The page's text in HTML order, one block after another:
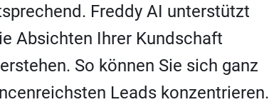
Freddy AI unterstützt
Absichten Ihrer Kundschaft
So können Sie sich ganz
Leads konzentrieren.